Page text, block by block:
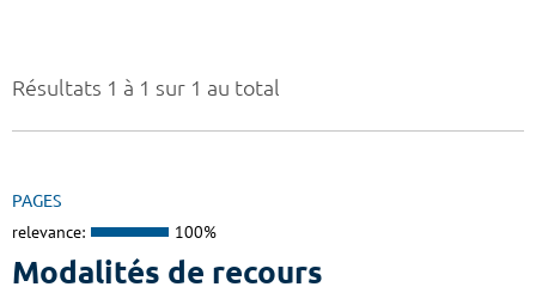
Résultats 1 à 1 sur 1 au total
PAGES
relevance: 100%
Modalités de recours